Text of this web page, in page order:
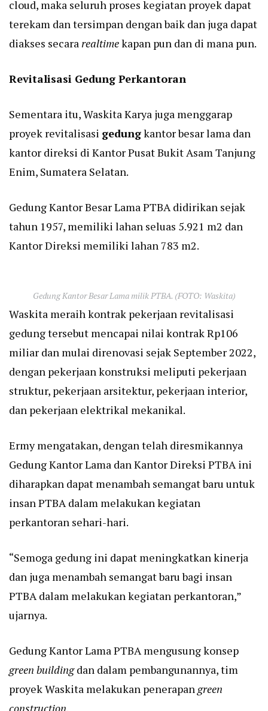
cloud, maka seluruh proses kegiatan proyek dapat
terekam dan tersimpan dengan baik dan juga dapat
diakses secara realtimekapan pun dan di mana pun.
Revitalisasi Gedung Perkantoran
Sementara itu, Waskita Karya juga menggarap
proyek revitalisasi gedungkantor besar lama dan
kantor direksi di Kantor Pusat Bukit Asam Tanjung
Enim, Sumatera Selatan.
Gedung Kantor Besar Lama PTBA didirikan sejak
tahun 1957, memiliki lahan seluas 5.921 m2 dan
Kantor Direksi memiliki lahan 783 m2.
Gedung Kantor Besar Lama milik PTBA. (FOTO: Waskita)
Waskita meraih kontrak pekerjaan revitalisasi
gedung tersebut mencapai nilai kontrak Rp106
miliar dan mulai direnovasi sejak September 2022,
dengan pekerjaan konstruksi meliputi pekerjaan
struktur, pekerjaan arsitektur, pekerjaan interior,
dan pekerjaan elektrikal mekanikal.
Ermy mengatakan, dengan telah diresmikannya
Gedung Kantor Lama dan Kantor Direksi PTBA ini
diharapkan dapat menambah semangat baru untuk
insan PTBA dalam melakukan kegiatan
perkantoran sehari-hari.
“Semoga gedung ini dapat meningkatkan kinerja
dan juga menambah semangat baru bagi insan
PTBA dalam melakukan kegiatan perkantoran,”
ujarnya.
Gedung Kantor Lama PTBA mengusung konsep
green buildingdan dalam pembangunannya, tim
proyek Waskita melakukan penerapan green
construction